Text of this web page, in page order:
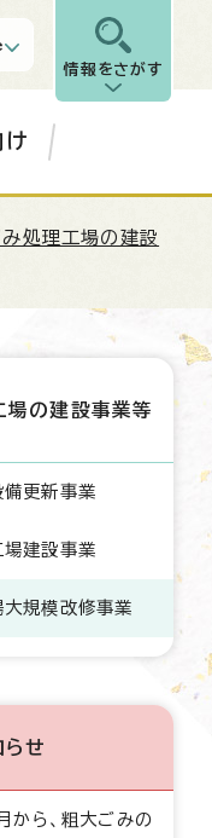
情報をさがす
け
み処理工場の建設
場の建設事業等
更新事業
建設事業
規模改修事業
せ
から、粗大ごみの